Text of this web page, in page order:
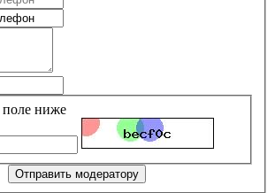
поле ниже
Отправить модератору